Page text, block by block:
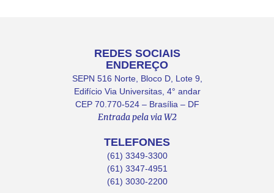
REDES SOCIAIS
ENDEREÇO
SEPN 516 Norte, Bloco D, Lote 9,
Edifício Via Universitas, 4° andar
CEP 70.770-524 – Brasília – DF
Entrada pela via W2
TELEFONES
(61) 3349-3300
(61) 3347-4951
(61) 3030-2200